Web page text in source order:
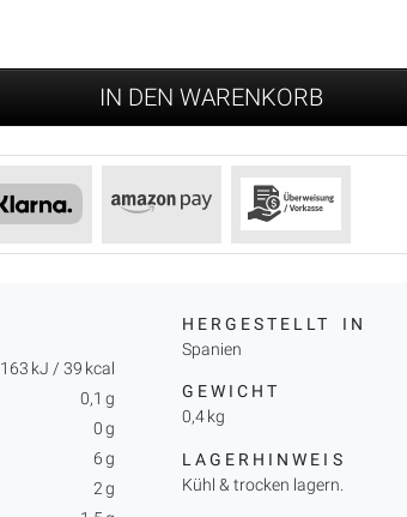
IN DEN WARENKORB
163 kJ / 39 kcal
0,1 g
0 g
6 g
2 g
HERGESTELLT IN
Spanien
GEWICHT
0,4 kg
LAGERHINWEIS
Kühl & trocken lagern.